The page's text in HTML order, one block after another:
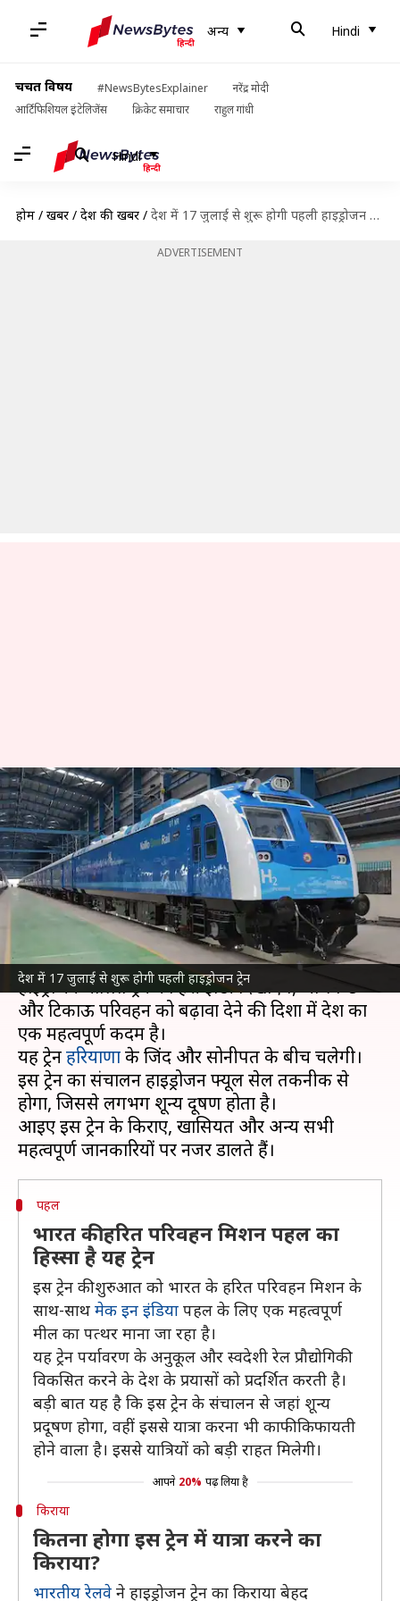
अन्य Hindi
चर्चित विषय #NewsBytesExplainer
नरेंद्र मोदी
आर्टिफिशियल इंटेलिजेंस
क्रिकेट समाचार राहुल गांधी
Hindi
होम / खबरें / देश की खबरें / देश में 17 जुलाई से शुरू होगी पहली हाइड्रोजन ट्रेन, जानिए मार्ग-किराया और अन्य जरूरी बातें
ADVERTISEMENT
देश में 17 जुलाई से शुरू होगी पहली हाइड्रोजन ट्रेन
देश में 17 जुलाई से शुरू होगी पहली
हाइड्रोजन ट्रेन, जानिए मार्ग-किराया
और अन्य जरूरी बातें
लेखन भारत शर्मा Jul 07, 2026 11:32 am
प्रधानमंत्रीनरेंद्र मोदी17 जुलाई को भारत की पहली
हाइड्रोजन चालित ट्रेन को हरी झंडी दिखाएंगे, जो स्वच्छ
और टिकाऊ परिवहन को बढ़ावा देने की दिशा में देश का
एक महत्वपूर्ण कदम है।
यह ट्रेनहरियाणाके जिंद और सोनीपत के बीच चलेगी।
इस ट्रेन का संचालन हाइड्रोजन फ्यूल सेल तकनीक से
होगा, जिससे लगभग शून्य प्रदूषण होता है।
आइए इस ट्रेन के किराए, खासियत और अन्य सभी
पहल
भारत की हरित परिवहन मिशन पहल का
हिस्सा है यह ट्रेन
इस ट्रेन की शुरुआत को भारत के हरित परिवहन मिशन के
साथ-साथ मेक इन इंडिया पहल के लिए एक महत्वपूर्ण
मील का पत्थर माना जा रहा है।
यह ट्रेन पर्यावरण के अनुकूल और स्वदेशी रेल प्रौद्योगिकी
विकसित करने के देश के प्रयासों को प्रदर्शित करती है।
बड़ी बात यह है कि इस ट्रेन के संचालन से जहां शून्य
प्रदूषण होगा, वहीं इससे यात्रा करना भी काफी किफायती
होने वाला है। इससे यात्रियों को बड़ी राहत मिलेगी।
आपने 20% पढ़ लिया है
किराया
कितना होगा इस ट्रेन में यात्रा करने का
किराया?
भारतीय रेलवे ने हाइड्रोजन ट्रेन का किराया बेहद